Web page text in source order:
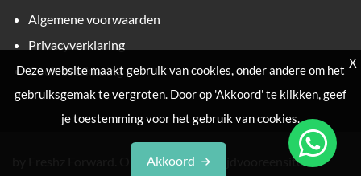
Algemene voorwaarden
Privacyverklaring
Cookieverklaring
by Freshz Forward. Ontwikkeld door Tijdvooreensite.
Deze website maakt gebruik van cookies, onder andere om het
gebruiksgemak te vergroten. Door op 'Akkoord' te klikken, geef
je toestemming voor het gebruik van cookies.
Akkoord
X